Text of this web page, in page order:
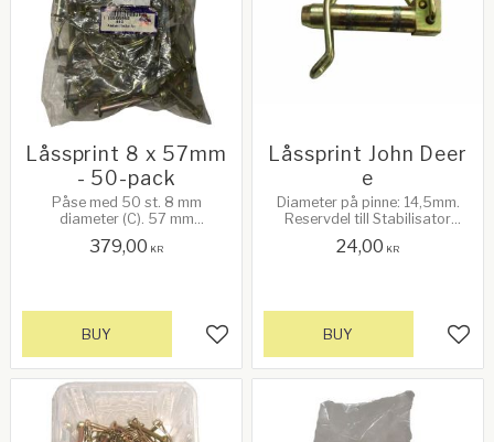
Låssprint 8 x 57mm
- 50-pack
Påse med 50 st. 8 mm
diameter (C). 57 mm
innerhöjd (B). Se bild 2!
379,00 KR
Add to favorites
BUY
Låssprint John Deer
e
Diameter på pinne: 14,5mm.
Reservdel till Stabilisator
Deere ref.nr: AL.201043
24,00 KR
BUY